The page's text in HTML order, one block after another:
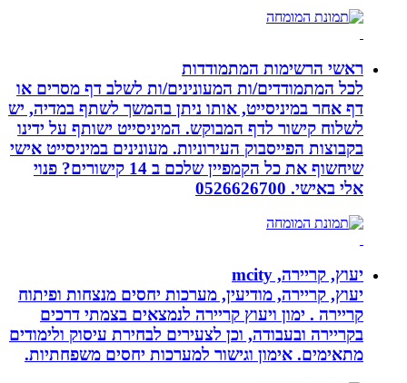
ראשי הרשימות המתמודדות
לכל המתמודדים/ות המעונינים/ות לשלב דף מסרים או
דף אחר במיניסייט, אותו ניתן בהמשך לשתף במדיה, יש
לשלוח קישור לדף המבוקש. המיניסייט ישותף על ידינו
בקבוצות הפייסבוק העירוניות. מעונינים במיניסייט אישי
שיחשוף את כל הקמפיין שלכם ב 14 קישורים? פנוי
אלי באישי. 0526626700
יעוץ, קריירה, mcity
יעוץ, קריירה, מודיעין, מערכות יחסים מנצחות ופיתוח
קריירה . ימון ויעוץ קריירה לנמצאים בצמתי דרכים
בקריירה ובעבודה, וכן לצעירים לבחירת עיסוק ולימודים
מתאימים. אימון וגישור למערכות יחסים משפחתיות.